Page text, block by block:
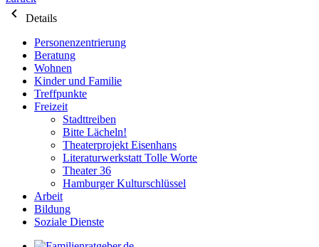
Details
Personenzentrierung
Beratung
Wohnen
Kinder und Familie
Treffpunkte
Freizeit
Stadttreiben
Bitte Lächeln!
Theaterprojekt Eisenhans
Literaturwerkstatt Tolle Worte
Theater 36
Hamburger Kulturschlüssel
Arbeit
Bildung
Soziale Dienste